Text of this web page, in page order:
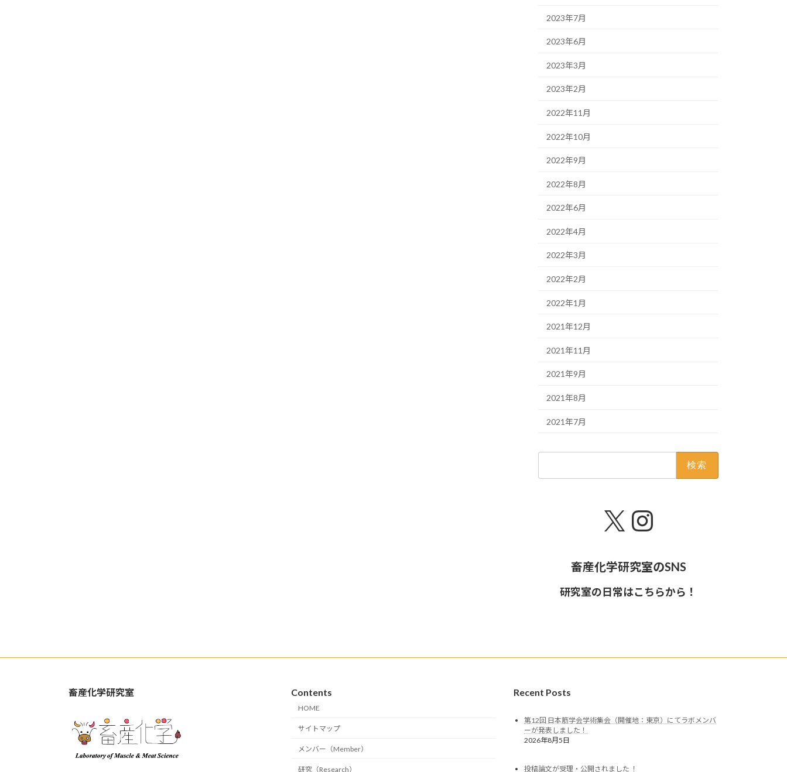
2023年7月
2023年6月
2023年3月
2023年2月
2022年11月
2022年10月
2022年9月
2022年8月
2022年6月
2022年4月
2022年3月
2022年2月
2022年1月
2021年12月
2021年11月
2021年9月
2021年8月
2021年7月
X Instagram
畜産化学研究室のSNS
研究室の日常はこちらから！
畜産化学研究室 Contents
HOME
サイトマップ
メンバー（Member）
研究（Research）
Recent Posts
第12回 日本筋学会学術集会（開催地：東京）にてラボメンバ
ーが発表しました！
2026年8月5日
投稿論文が受理・公開されました ！